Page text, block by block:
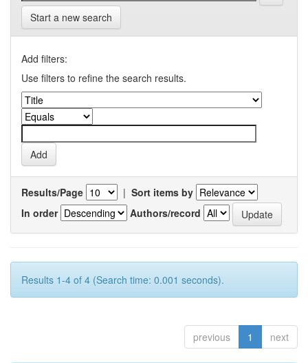
Start a new search
Add filters:
Use filters to refine the search results.
Results/Page | Sort items by
In order
Authors/record
Results 1-4 of 4 (Search time: 0.001 seconds).
previous 1 next